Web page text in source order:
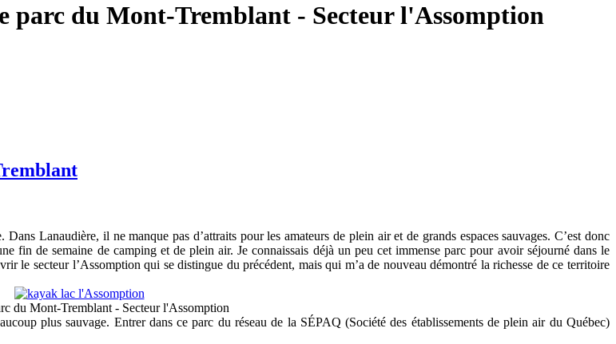
parc du Mont-Tremblant - Secteur l'Assomption
Lanaudière, il ne manque pas d’attraits pour les amateurs de plein air et de grands espaces sauvages. C’est donc
fin de semaine de camping et de plein air. Je connaissais déjà un peu cet immense parc pour avoir séjourné dans le
le secteur l’Assomption qui se distingue du précédent, mais qui m’a de nouveau démontré la richesse de ce territoire
du Mont-Tremblant - Secteur l'Assomption
plus sauvage. Entrer dans ce parc du réseau de la SÉPAQ (Société des établissements de plein air du Québec)